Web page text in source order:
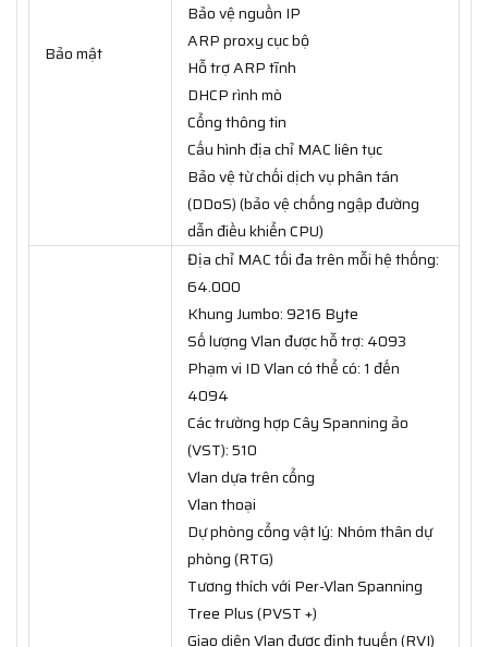
Bảo mật
Bảo vệ nguồn IP
ARP proxy cục bộ
Hỗ trợ ARP tĩnh
DHCP rình mò
Cổng thông tin
Cấu hình địa chỉ MAC liên tục
Bảo vệ từ chối dịch vụ phân tán
(DDoS) (bảo vệ chống ngập đường
dẫn điều khiển CPU)
Địa chỉ MAC tối đa trên mỗi hệ thống:
64.000
Khung Jumbo: 9216 Byte
Số lượng Vlan được hỗ trợ: 4093
Phạm vi ID Vlan có thể có: 1 đến
4094
Các trường hợp Cây Spanning ảo
(VST): 510
Vlan dựa trên cổng
Vlan thoại
Dự phòng cổng vật lý: Nhóm thân dự
phòng (RTG)
Tương thích với Per-Vlan Spanning
Tree Plus (PVST +)
Giao diện Vlan được định tuyến (RVI)